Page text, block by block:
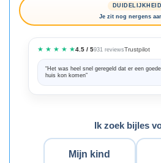
DUIDELIJKHEID
Je zit nog nergens
★ ★ ★ ★ ★4.5 / 5931 reviewsTrustpilot
“Het was heel snel geregeld dat er een
huis kon komen”
Ik zoek bijles
Mijn kind